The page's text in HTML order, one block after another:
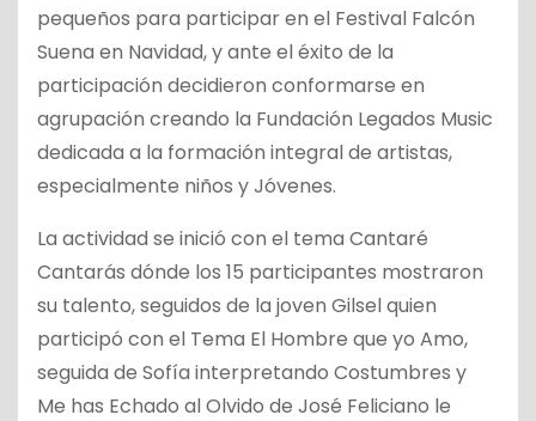
pequeños para participar en el Festival Falcón
Suena en Navidad, y ante el éxito de la
participación decidieron conformarse en
agrupación creando la Fundación Legados Music
dedicada a la formación integral de artistas,
especialmente niños y Jóvenes.
La actividad se inició con el tema Cantaré
Cantarás dónde los 15 participantes mostraron
su talento, seguidos de la joven Gilsel quien
participó con el Tema El Hombre que yo Amo,
seguida de Sofía interpretando Costumbres y
Me has Echado al Olvido de José Feliciano le